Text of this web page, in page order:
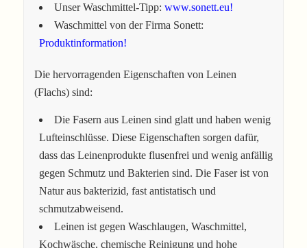
Unser Waschmittel-Tipp: www.sonett.eu!
Waschmittel von der Firma Sonett:
Produktinformation!
Die hervorragenden Eigenschaften von Leinen
(Flachs) sind:
Die Fasern aus Leinen sind glatt und haben wenig
Lufteinschlüsse. Diese Eigenschaften sorgen dafür,
dass das Leinenprodukte flusenfrei und wenig anfällig
gegen Schmutz und Bakterien sind. Die Faser ist von
Natur aus bakterizid, fast antistatisch und
schmutzabweisend.
Leinen ist gegen Waschlaugen, Waschmittel,
Kochwäsche, chemische Reinigung und hohe